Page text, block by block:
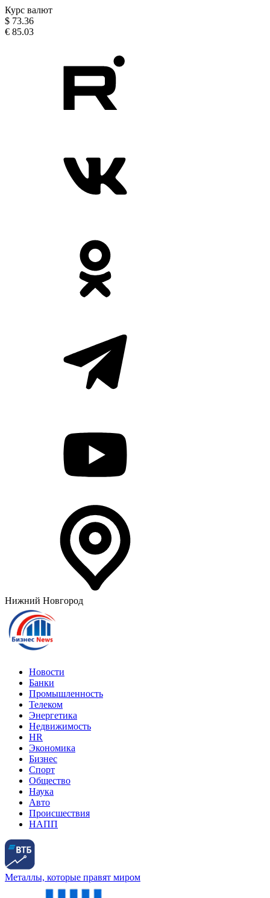
Курс валют
$ 73.36
€ 85.03
Нижний Новгород
Новости
Банки
Промышленность
Телеком
Энергетика
Недвижимость
HR
Экономика
Бизнес
Спорт
Общество
Наука
Авто
Происшествия
НАПП
Металлы, которые правят миром